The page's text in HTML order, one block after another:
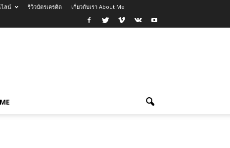
ไลน์ รีวิวบัตรเครดิต เกี่ยวกับเรา About Me